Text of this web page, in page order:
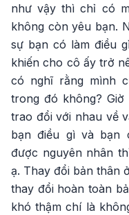
như vậy thì chỉ có
không còn yêu bạn.
sự bạn có làm điều
khiến cho cô ấy trở
có nghĩ rằng mình
trong đó không?
trao đổi với nhau về
bạn điều gì và bạn
được nguyên nhân
ạ. Thay đổi bản thân
thay đổi hoàn toàn
khó thậm chí là